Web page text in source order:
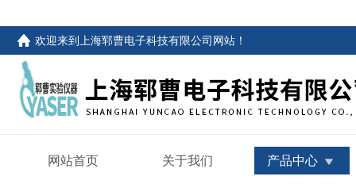
欢迎来到 上海郓曹电子科技有限公司网站 ！
网站首页 关于我们 产品中心